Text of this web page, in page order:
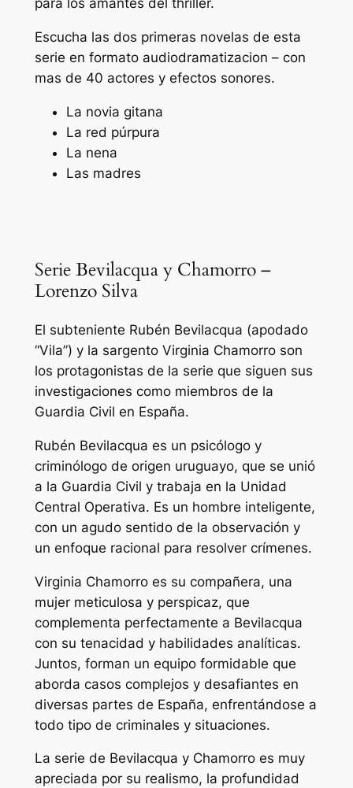
para los amantes del thriller.
Escucha las dos primeras novelas de esta
serie en formato audiodramatizacion – con
mas de 40 actores y efectos sonores.
La novia gitana
La red púrpura
La nena
Las madres
Serie Bevilacqua y Chamorro –
Lorenzo Silva
El subteniente Rubén Bevilacqua (apodado
“Vila”) y la sargento Virginia Chamorro son
los protagonistas de la serie que siguen sus
investigaciones como miembros de la
Guardia Civil en España.
Rubén Bevilacqua es un psicólogo y
criminólogo de origen uruguayo, que se unió
a la Guardia Civil y trabaja en la Unidad
Central Operativa. Es un hombre inteligente,
con un agudo sentido de la observación y
un enfoque racional para resolver crímenes.
Virginia Chamorro es su compañera, una
mujer meticulosa y perspicaz, que
complementa perfectamente a Bevilacqua
con su tenacidad y habilidades analíticas.
Juntos, forman un equipo formidable que
aborda casos complejos y desafiantes en
diversas partes de España, enfrentándose a
todo tipo de criminales y situaciones.
La serie de Bevilacqua y Chamorro es muy
apreciada por su realismo, la profundidad